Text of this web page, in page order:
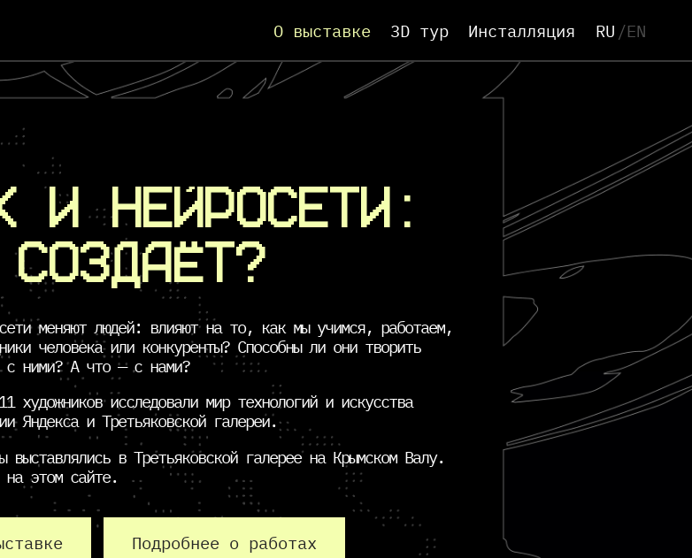
О выставке 3D тур Инсталляция RU /EN
И НЕЙРОСЕТИ:
СОЗДАЁТ?
меняют людей: влияют на то, как мы учимся, работаем,
человека или конкуренты? Способны ли они творить
с ними? А что — с нами?
художников исследовали мир технологий и искусства
Яндекса и Третьяковской галереи.
в Третьяковской галерее на Крымском Валу.
на этом сайте.
Подробнее о работах